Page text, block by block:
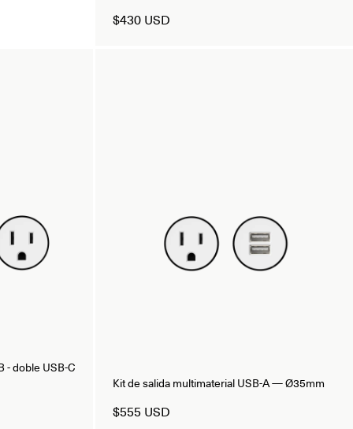
$430 USD
- doble USB-C
Kit de salida multimaterial USB-A — Ø35mm
$555 USD